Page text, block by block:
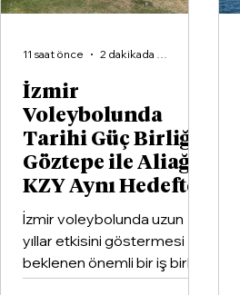
İzmir
Voleybolunda
Tarihi Güç Birliği:
Göztepe ile Aliağa
KZY Aynı Hedefte
İzmir voleybolunda uzun
yıllar etkisini göstermesi
beklenen önemli bir iş birliği
hayata geçirildi. Kentin köklü
11 saat önce 2 dakikada okunur